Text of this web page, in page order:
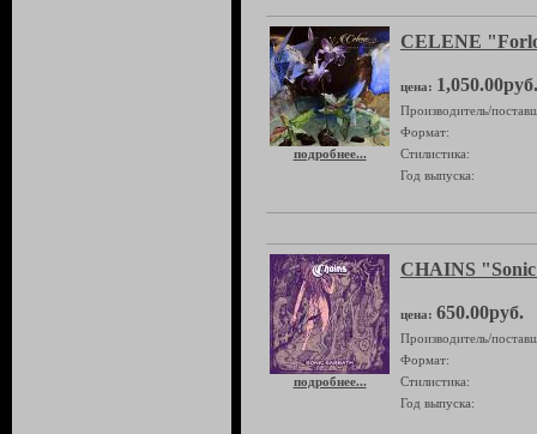
подробнее...
CELENE
цена: 1,050.00руб.
Производитель/
Формат:
Стилистика:
Год выпуска:
подробнее...
CHAINS
цена: 650.00руб.
Производитель/
Формат:
Стилистика:
Год выпуска: